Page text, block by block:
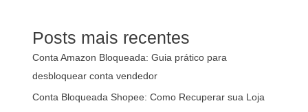
Posts mais recentes
Conta Amazon Bloqueada: Guia prático para
desbloquear conta vendedor
Conta Bloqueada Shopee: Como Recuperar sua Loja